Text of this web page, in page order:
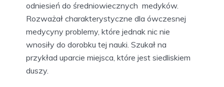
odniesień do średniowiecznych medyków.
Rozważał charakterystyczne dla ówczesnej
medycyny problemy, które jednak nic nie
wnosiły do dorobku tej nauki. Szukał na
przykład uparcie miejsca, które jest siedliskiem
duszy.